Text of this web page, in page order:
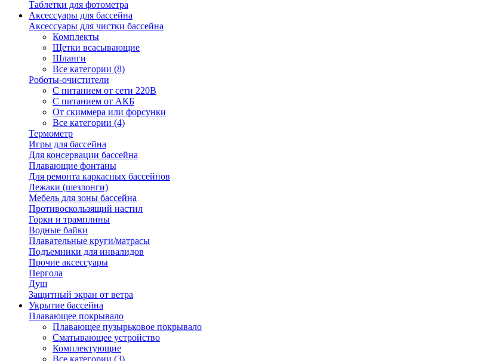
Таблетки для фотометра
Аксессуары для бассейна
Аксессуары для чистки бассейна
Комплекты
Щетки всасывающие
Шланги
Все категории (8)
Роботы-очистители
С питанием от сети 220В
С питанием от АКБ
От скиммера или форсунки
Все категории (4)
Термометр
Игры для бассейна
Для консервации бассейна
Плавающие фонтаны
Для ремонта каркасных бассейнов
Лежаки (шезлонги)
Мебель для зоны бассейна
Противоскользящий настил
Горки и трамплины
Водные байки
Плавательные круги/матрасы
Подъемники для инвалидов
Прочие аксессуары
Пергола
Душ
Защитный экран от ветра
Укрытие бассейна
Плавающее покрывало
Плавающее пузырьковое покрывало
Сматывающее устройство
Комплектующие
Все категории (3)